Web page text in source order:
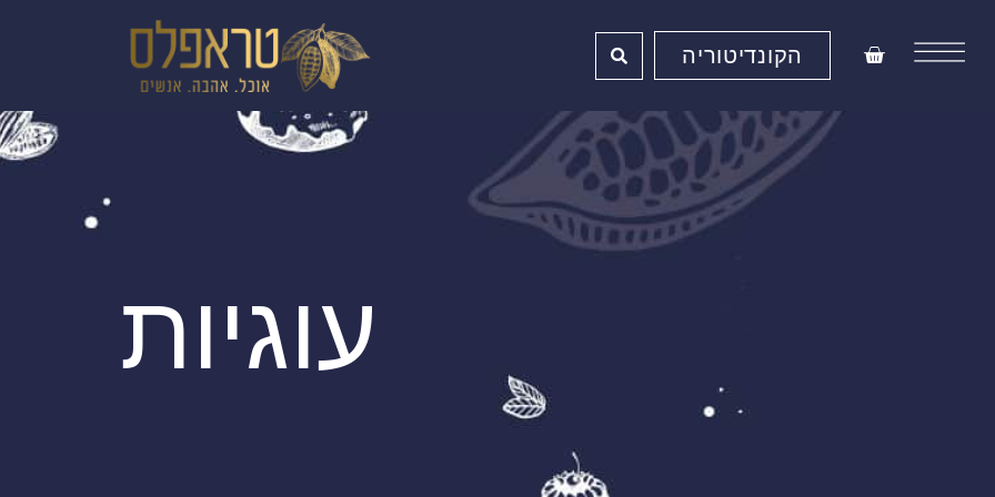
לתוכן
קניות
הקונדיטוריה
עוגיות